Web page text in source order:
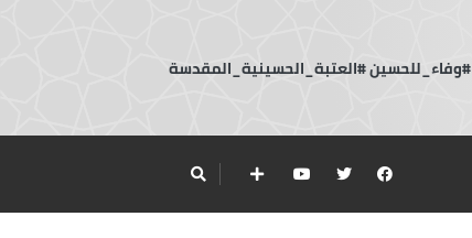
#وفاء_للحسين #العتبة_الحسينية_المقدسة